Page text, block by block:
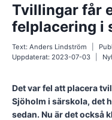
Tvillingar får
felplacering i
Text: Anders Lindström
Uppdaterat: 2023-07-03
Det var fel att placera
Sjöholm i särskola, det
sedan. Nu är det också